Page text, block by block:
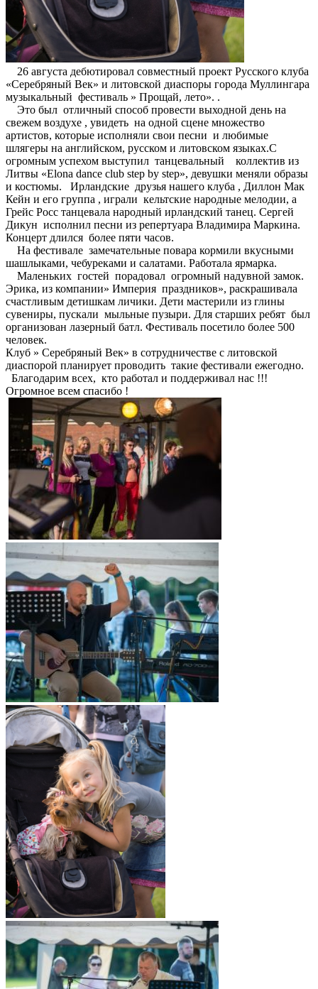
26 августа дебютировал совместный проект Русского клуба
«Серебряный Век» и литовской диаспоры города Муллингара
музыкальный фестиваль » Прощай, лето». .
Это был отличный способ провести выходной день на
свежем воздухе , увидеть на одной сцене множество
артистов, которые исполняли свои песни и любимые
шлягеры на английском, русском и литовском языках.С
огромным успехом выступил танцевальный коллектив из
Литвы «Elona dance club step by step», девушки меняли образы
и костюмы. Ирландские друзья нашего клуба , Диллон Мак
Кейн и его группа , играли кельтские народные мелодии, а
Грейс Росс танцевала народный ирландский танец. Сергей
Дикун исполнил песни из репертуара Владимира Маркина.
Концерт длился более пяти часов.
На фестивале замечательные повара кормили вкусными
шашлыками, чебуреками и салатами. Работала ярмарка.
Маленьких гостей порадовал огромный надувной замок.
Эрика, из компании» Империя праздников», раскрашивала
счастливым детишкам личики. Дети мастерили из глины
сувениры, пускали мыльные пузыри. Для старших ребят был
организован лазерный батл. Фестиваль посетило более 500
человек.
Клуб » Серебряный Век» в сотрудничестве с литовской
диаспорой планирует проводить такие фестивали ежегодно.
Благодарим всех, кто работал и поддерживал нас !!!
Огромное всем спасибо !